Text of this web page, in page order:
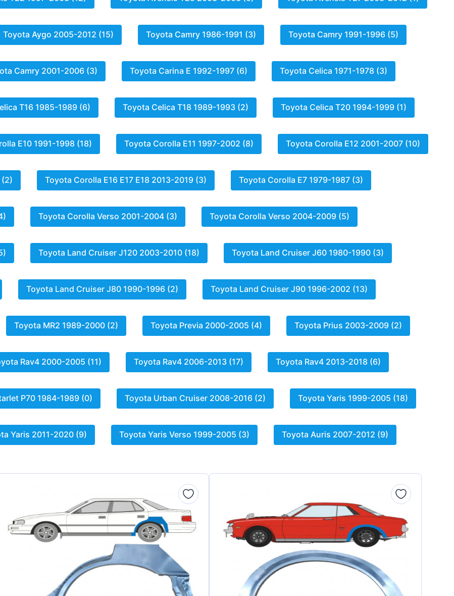
Toyota Aygo 2005-2012 (15) Toyota Camry 1986-1991 (3) Toyota Camry 1991-1996 (5)
Camry 2001-2006 (3) Toyota Carina E 1992-1997 (6) Toyota Celica 1971-1978 (3)
T16 1985-1989 (6) Toyota Celica T18 1989-1993 (2) Toyota Celica T20 1994-1999 (1)
E10 1991-1998 (18) Toyota Corolla E11 1997-2002 (8) Toyota Corolla E12 2001-2007 (10)
Toyota Corolla E16 E17 E18 2013-2019 (3) Toyota Corolla E7 1979-1987 (3)
Toyota Corolla Verso 2001-2004 (3) Toyota Corolla Verso 2004-2009 (5)
Toyota Land Cruiser J120 2003-2010 (18) Toyota Land Cruiser J60 1980-1990 (3)
Toyota Land Cruiser J80 1990-1996 (2) Toyota Land Cruiser J90 1996-2002 (13)
Toyota MR2 1989-2000 (2) Toyota Previa 2000-2005 (4) Toyota Prius 2003-2009 (2)
Rav4 2000-2005 (11) Toyota Rav4 2006-2013 (17) Toyota Rav4 2013-2018 (6)
P70 1984-1989 (0) Toyota Urban Cruiser 2008-2016 (2) Toyota Yaris 1999-2005 (18)
Yaris 2011-2020 (9) Toyota Yaris Verso 1999-2005 (3) Toyota Auris 2007-2012 (9)